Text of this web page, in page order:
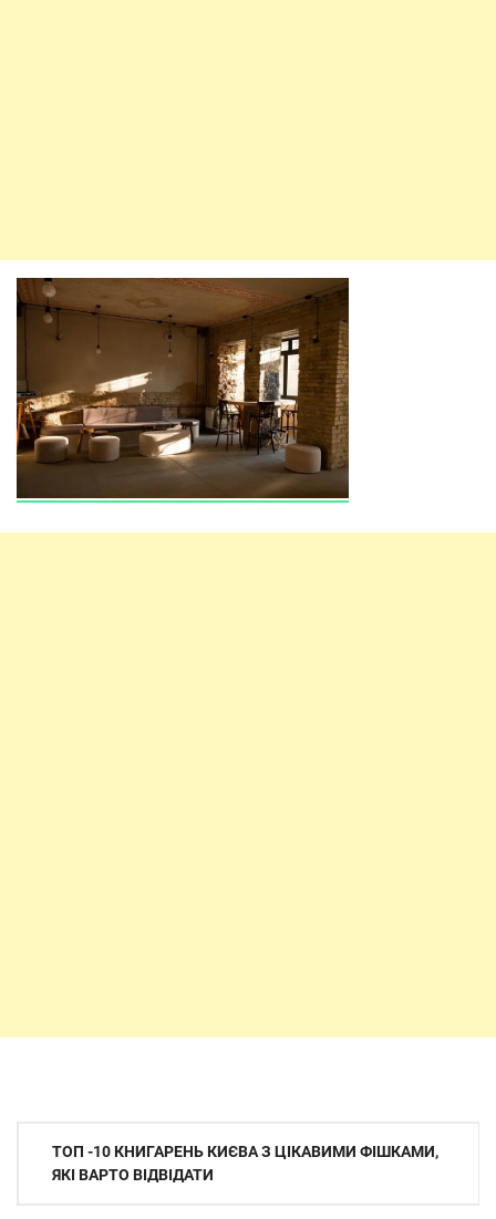
Навігація
записів
ТОП -10 КНИГАРЕНЬ КИЄВА З ЦІКАВИМИ ФІШКАМИ,
ЯКІ ВАРТО ВІДВІДАТИ